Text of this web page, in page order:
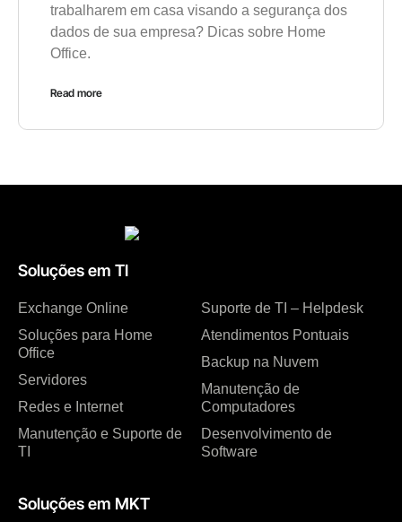
trabalharem em casa visando a segurança dos
dados de sua empresa? Dicas sobre Home
Office.
Read more
Soluções em TI
Exchange Online
Soluções para Home
Office
Servidores
Redes e Internet
Manutenção e Suporte de
TI
Suporte de TI – Helpdesk
Atendimentos Pontuais
Backup na Nuvem
Manutenção de
Computadores
Desenvolvimento de
Software
Soluções em MKT